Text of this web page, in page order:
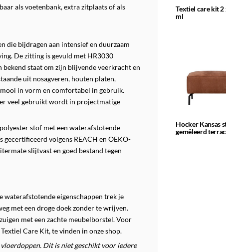
als voetenbank, extra zitplaats of als
die bijdragen aan intensief en duurzaam
De zitting is gevuld met HR3030
staat om zijn blijvende veerkracht en
uit nosagveren, houten platen,
in vorm en comfortabel in gebruik.
veel gebruikt wordt in projectmatige
stof met een waterafstotende
volgens REACH en OEKO-
slijtvast en goed bestand tegen
waterafstotende eigenschappen trek je
met een droge doek zonder te wrijven.
met een zachte meubelborstel. Voor
Care Kit, te vinden in onze shop.
Dit is niet geschikt voor iedere
Textiel care kit 2
ml
Hocker Kansas
gemêleerd